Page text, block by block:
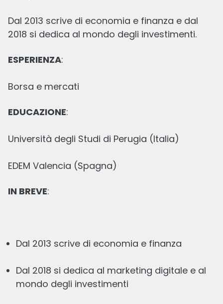
Dal 2013 scrive di economia e finanza e dal
2018 si dedica al mondo degli investimenti.
ESPERIENZA:
Borsa e mercati
EDUCAZIONE:
Università degli Studi di Perugia (Italia)
EDEM Valencia (Spagna)
IN BREVE:
Dal 2013 scrive di economia e finanza
Dal 2018 si dedica al marketing digitale e al
mondo degli investimenti
Quali sono i migliori broker online
Revisionato
guadagnare 1000 euro al mese?
20 GIU, 2026 11 min lettura